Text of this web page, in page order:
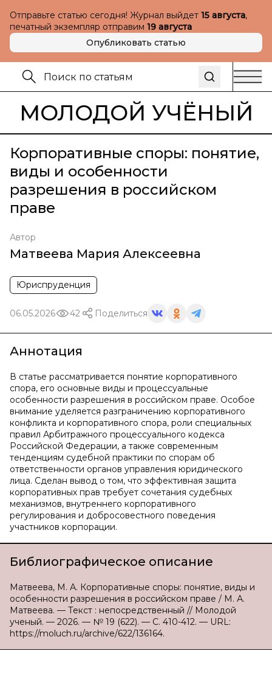
Отправьте статью сегодня! Журнал выйдет 15 августа,
печатный экземпляр отправим 19 августа
Опубликовать статью
МОЛОДОЙ УЧЁНЫЙ
Корпоративные споры: понятие,
виды и особенности
разрешения в российском
праве
Автор
Матвеева Мария Алексеевна
Юриспруденция
06.05.2026 42 Поделиться
Аннотация
В статье рассматривается понятие корпоративного
спора, его основные виды и процессуальные
особенности разрешения в российском праве. Особое
внимание уделяется разграничению корпоративного
конфликта и корпоративного спора, роли специальных
правил Арбитражного процессуального кодекса
Российской Федерации, а также современным
тенденциям судебной практики по спорам об
ответственности органов управления юридического
лица. Сделан вывод о том, что эффективная защита
корпоративных прав требует сочетания судебных
механизмов, внутреннего корпоративного
регулирования и добросовестного поведения
участников корпорации.
Библиографическое описание
Матвеева, М. А. Корпоративные споры: понятие, виды и
особенности разрешения в российском праве / М. А.
Матвеева. — Текст : непосредственный // Молодой
ученый. — 2026. — № 19 (622). — С. 410-412. — URL:
https://moluch.ru/archive/622/136164.